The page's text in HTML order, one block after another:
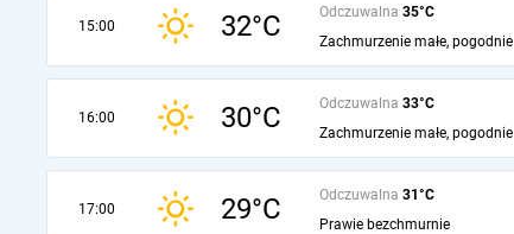
15:00 32°C Odczuwalna 35°C
Zachmurzenie małe, pogodnie
16:00 30°C Odczuwalna 33°C
Zachmurzenie małe, pogodnie
17:00 29°C Odczuwalna 31°C
Prawie bezchmurnie